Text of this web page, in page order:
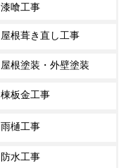
漆喰工事
屋根葺き直し工事
屋根塗装・外壁塗装
棟板金工事
雨樋工事
防水工事